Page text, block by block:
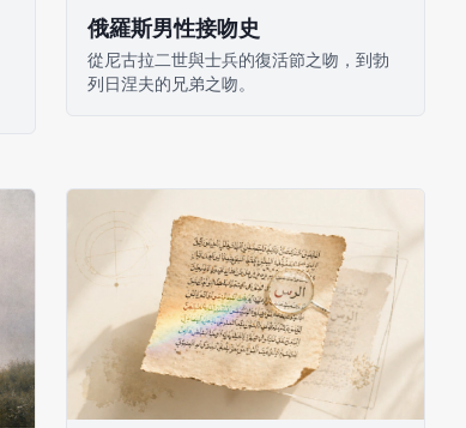
俄羅斯男性接吻史
從尼古拉二世與士兵的復活節之吻，到勃
列日涅夫的兄弟之吻。